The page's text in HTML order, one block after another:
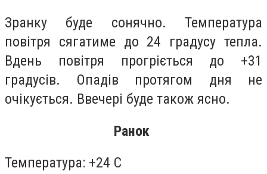
Зранку буде сонячно. Температура
повітря сягатиме до 24 градусу тепла.
Вдень повітря прогріється до +31
градусів. Опадів протягом дня не
очікується. Ввечері буде також ясно.
Ранок
Температура: +24 С